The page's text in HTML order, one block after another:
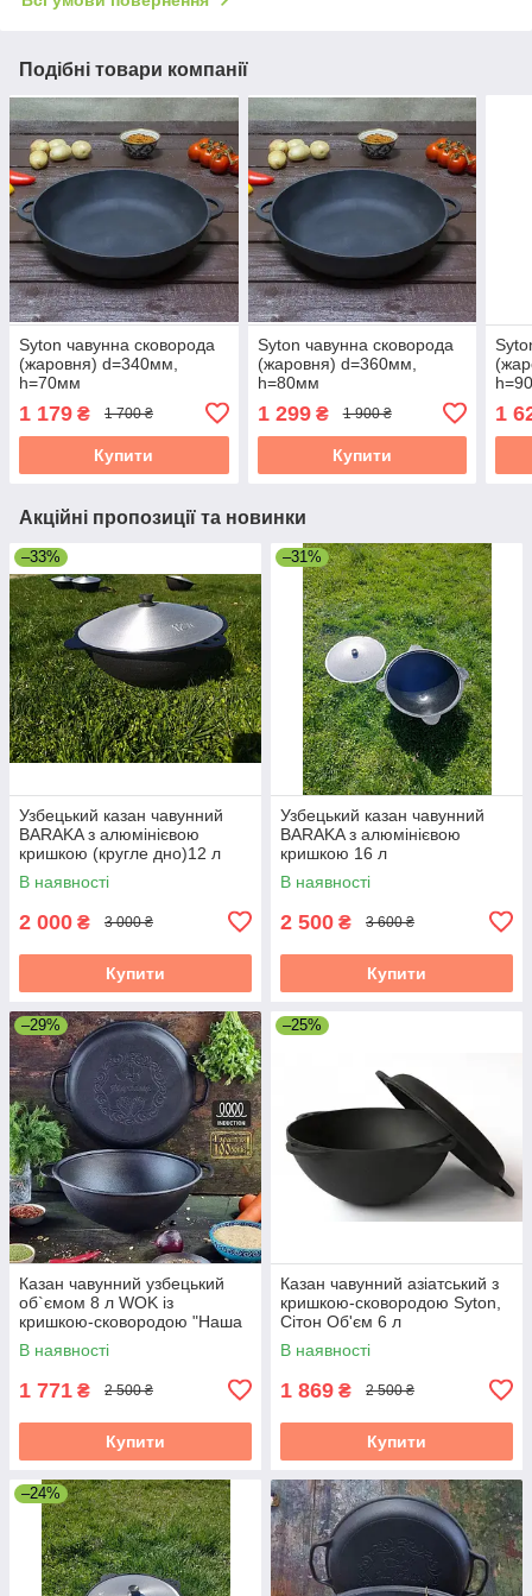
Подібні товари компанії
Syton чавунна сковорода
(жаровня) d=340мм,
h=70мм
1 179 ₴ 1 700 ₴
Купити
Syton чавунна сковорода
(жаровня) d=360мм,
h=80мм
1 299₴ 1 900 ₴
Купити
1
Акційні пропозиції та новинки
–33%
Узбецький казан чавунний
BARAKA з алюмінієвою
кришкою (кругле дно)12 л
В наявності
2 000 ₴ 3 000 ₴
Купити
–31%
Узбецький казан чавунний
BARAKA з алюмінієвою
кришкою 16 л
В наявності
2 500 ₴ 3 600 ₴
Купити
–29%
Казан чавунний узбецький
об`ємом 8 л WOK із
кришкою-сковородою "Наша
Майстерня"
В наявності
1 771 ₴ 2 500 ₴
Купити
–25%
Казан чавунний азіатський з
кришкою-сковородою Syton,
Сітон Об'єм 6 л
В наявності
1 869 ₴ 2 500 ₴
Купити
–24%